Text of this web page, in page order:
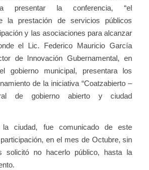
presentar la conferencia, “el
la prestación de servicios públicos
y las asociaciones para alcanzar
el Lic. Federico Mauricio García
de Innovación Gubernamental, en
gobierno municipal, presentara los
de la iniciativa “Coatzabierto –
de gobierno abierto y ciudad
ciudad, fue comunicado de este
en el mes de Octubre, sin
solicitó no hacerlo público, hasta la